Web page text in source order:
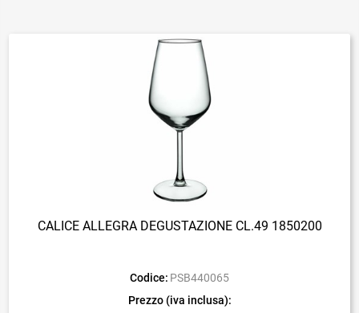
CALICE ALLEGRA DEGUSTAZIONE CL.49 1850200
Codice: PSB440065
Prezzo (iva inclusa):